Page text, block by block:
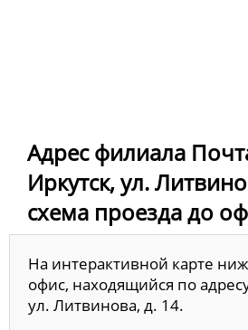
Адрес филиала
Иркутск, ул.
схема проезда до
На интерактивной карте
офис, находящийся по
ул. Литвинова, д. 14.